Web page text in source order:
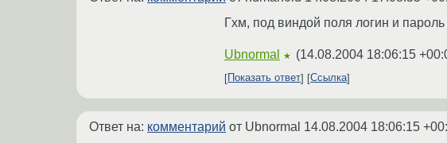
Гхм, под виндой поля логин и
Ubnormal ★ (14.08.2004 18:06:15
Показать ответ
Ссылка
Ответ на: комментарий от Ubnormal 14.08.2004 18:06:15